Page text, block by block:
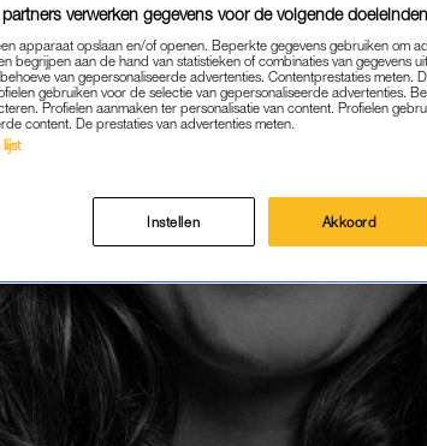
verwerken gegevens voor de volgende
apparaat opslaan en/of openen. Beperkte gegevens gebruiken om
begrijpen aan de hand van statistieken of combinaties van gegevens
van gepersonaliseerde advertenties. Contentprestaties meten.
gebruiken voor de selectie van gepersonaliseerde advertenties.
Profielen aanmaken ter personalisatie van content. Profielen
content. De prestaties van advertenties meten.
Instellen Akkoord